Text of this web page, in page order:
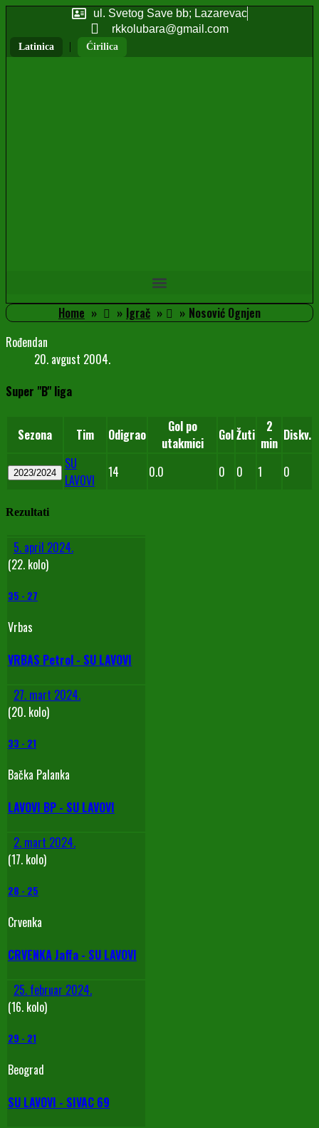
ul. Svetog Save bb; Lazarevac
rkkolubara@gmail.com
Latinica | Ćirilica
Home Igrač
Nosović Ognjen
Rođendan
20. avgust 2004.
Super "B" liga
Sezona Tim Odigrao
Gol po
utakmici
GolŽuti
2
min Diskv.
2023/2024
SU
LAVOVI
14 0.0 0 0 1 0
Rezultati
5. april 2024.
(22. kolo)
35 - 27
Vrbas
VRBAS Petrol - SU LAVOVI
27. mart 2024.
(20. kolo)
33 - 21
Bačka Palanka
LAVOVI BP - SU LAVOVI
2. mart 2024.
(17. kolo)
28 - 25
Crvenka
CRVENKA Jaffa - SU LAVOVI
25. februar 2024.
(16. kolo)
29 - 21
Beograd
SU LAVOVI - SIVAC 69